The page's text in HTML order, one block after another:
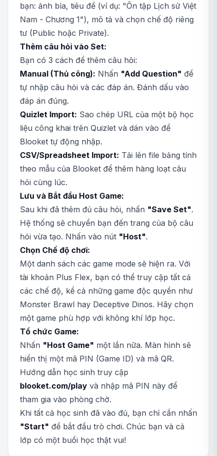
bạn: ảnh bìa, tiêu đề (ví dụ: "Ôn tập Lịch sử Việt
Nam - Chương 1"), mô tả và chọn chế độ riêng
tư (Public hoặc Private).
Thêm câu hỏi vào Set:
Bạn có 3 cách để thêm câu hỏi:
Manual (Thủ công): Nhấn "Add Question" để
tự nhập câu hỏi và các đáp án. Đánh dấu vào
đáp án đúng.
Quizlet Import: Sao chép URL của một bộ học
liệu công khai trên Quizlet và dán vào để
Blooket tự động nhập.
CSV/Spreadsheet Import: Tải lên file bảng tính
theo mẫu của Blooket để thêm hàng loạt câu
hỏi cùng lúc.
Lưu và Bắt đầu Host Game:
Sau khi đã thêm đủ câu hỏi, nhấn "Save Set".
Hệ thống sẽ chuyển bạn đến trang của bộ câu
hỏi vừa tạo. Nhấn vào nút "Host".
Chọn Chế độ chơi:
Một danh sách các game mode sẽ hiện ra. Với
tài khoản Plus Flex, bạn có thể truy cập tất cả
các chế độ, kể cả những game độc quyền như
Monster Brawl hay Deceptive Dinos. Hãy chọn
một game phù hợp với không khí lớp học.
Tổ chức Game:
Nhấn "Host Game" một lần nữa. Màn hình sẽ
hiển thị một mã PIN (Game ID) và mã QR.
Hướng dẫn học sinh truy cập
blooket.com/play và nhập mã PIN này để
tham gia vào phòng chờ.
Khi tất cả học sinh đã vào đủ, bạn chỉ cần nhấn
"Start" để bắt đầu trò chơi. Chúc bạn và cả
lớp có một buổi học thật vui!